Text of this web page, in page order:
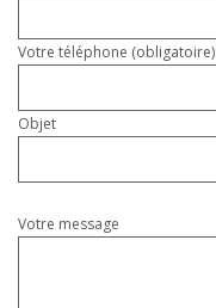
Votre téléphone (obligatoire)
Objet
Votre message